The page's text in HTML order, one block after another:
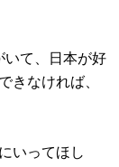
いて、日本が好
きなければ、
いってほし